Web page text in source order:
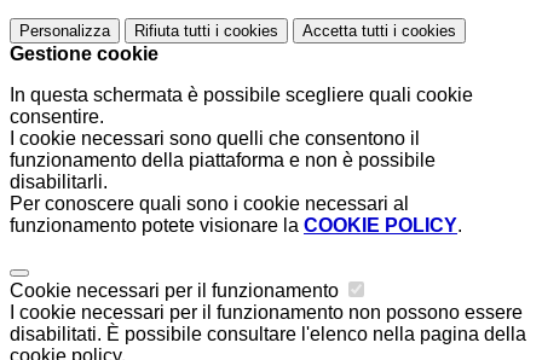
Personalizza Rifiuta tutti i cookies Accetta tutti i cookies
Gestione cookie
In questa schermata è possibile scegliere quali cookie
consentire.
I cookie necessari sono quelli che consentono il
funzionamento della piattaforma e non è possibile
disabilitarli.
Per conoscere quali sono i cookie necessari al
funzionamento potete visionare la COOKIE POLICY.
Cookie necessari per il funzionamento
I cookie necessari per il funzionamento non possono essere
disabilitati. È possibile consultare l'elenco nella pagina della